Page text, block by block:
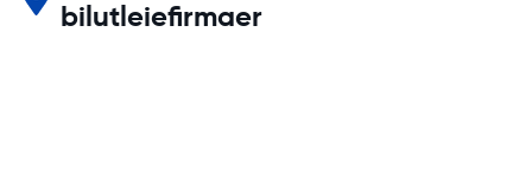
bilutleiefirmaer